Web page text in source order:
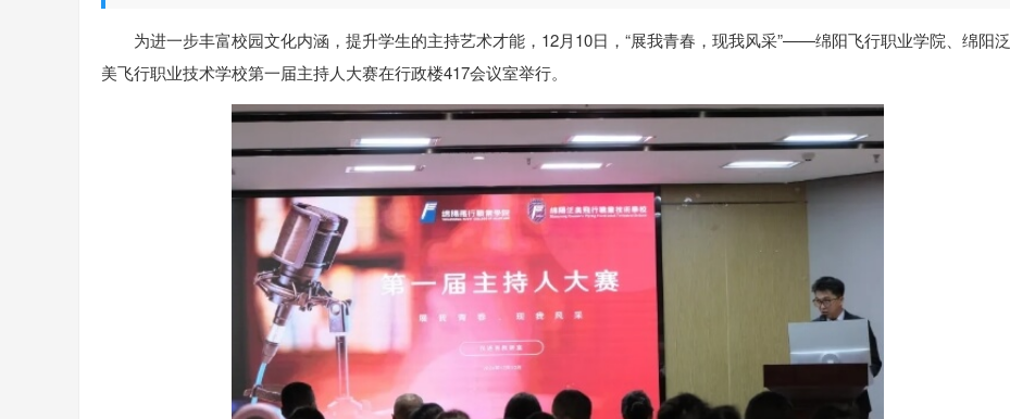
为进一步丰富校园文化内涵，提升学生的主持艺术才能，12月10日，“展我青春，现我风采”——绵阳飞行职业学院、绵阳泛
美飞行职业技术学校第一届主持人大赛在行政楼417会议室举行。